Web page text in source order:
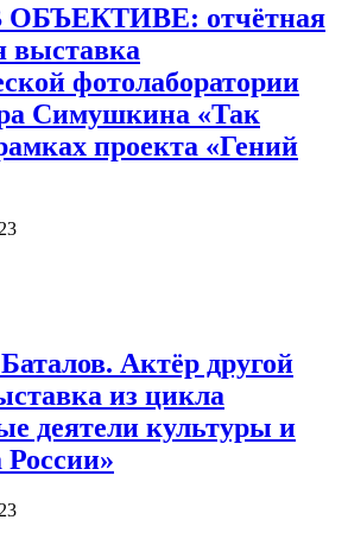
отчётная
выставка
фотолаборатории
Симушкина «Так
проекта «Гений
Актёр другой
из цикла
деятели культуры и
России»